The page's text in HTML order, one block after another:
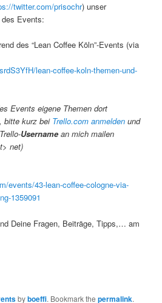
twitter.com/prisochr) unser
des Events:
des “Lean Coffee Köln”-Events (via
lean-coffee-koln-themen-und-
Events eigene Themen dort
bitte kurz bei Trello.com anmeldenund
Usernamean mich mailen
net)
events/43-lean-coffee-cologne-via-
1359091
Deine Fragen, Beiträge, Tipps,… am
byboeffi. Bookmark thepermalink.